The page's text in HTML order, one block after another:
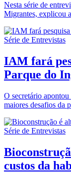
Nesta série de
Migrantes, explicou
Série de Entrevistas
IAM fará
Parque do
O secretário
maiores desafios da
Série de Entrevistas
custos da